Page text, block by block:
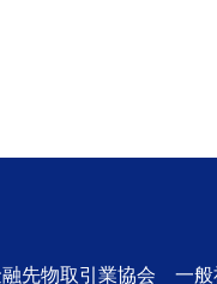
先物取引業協会 一般